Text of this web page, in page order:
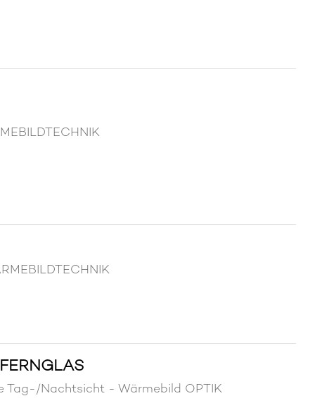
Tag-/Nachtsicht - Wärmebild OPTIK